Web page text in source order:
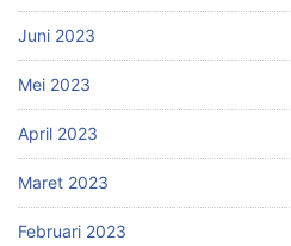
Juni 2023
Mei 2023
April 2023
Maret 2023
Februari 2023